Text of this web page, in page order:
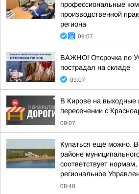
профессиональные
производственной
региона
09:07
ВАЖНО! Отсрочка по
пострадал на складе
09:07
В Кирове на выходные
пересечении с
09:07
Купаться ещё можно.
районе
соответствует нормам,
региональное
08:40